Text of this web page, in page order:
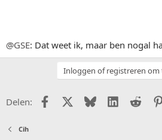
@GSE: Dat weet ik, maar ben nogal
Inloggen of registreren om
Delen: FacebookX (Twitter)
BlueskyLinkedIn
Cih